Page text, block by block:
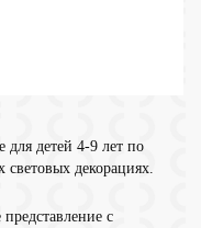
для детей 4-9 лет по
декорациях.
с